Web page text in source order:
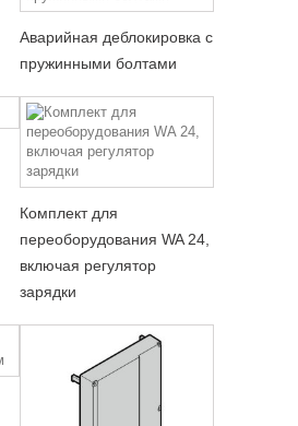
Аварийная деблокировка с
пружинными болтами
Комплект для
переоборудования WA 24,
включая регулятор
зарядки